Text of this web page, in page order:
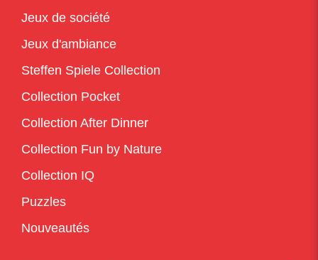
Jeux de société
Jeux d'ambiance
Steffen Spiele Collection
Collection Pocket
Collection After Dinner
Collection Fun by Nature
Collection IQ
Puzzles
Nouveautés